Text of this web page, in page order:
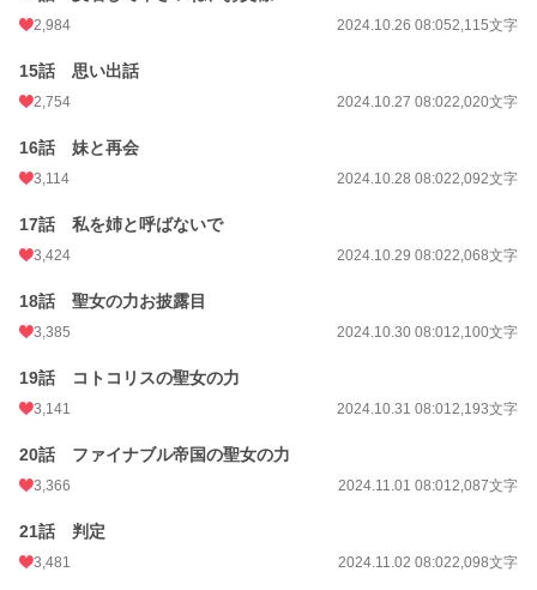
年間ポイント
累計ポイント 5,397,102 pt (703 位)
2,984 2024.10.26 08:052,115文字
15話 思い出話
2,754 2024.10.27 08:022,020文字
16話 妹と再会
3,114 2024.10.28 08:022,092文字
17話 私を姉と呼ばないで
3,424 2024.10.29 08:022,068文字
18話 聖女の力お披露目
3,385 2024.10.30 08:012,100文字
19話 コトコリスの聖女の力
3,141 2024.10.31 08:012,193文字
20話 ファイナブル帝国の聖女の力
3,366 2024.11.01 08:012,087文字
21話 判定
3,481 2024.11.02 08:022,098文字